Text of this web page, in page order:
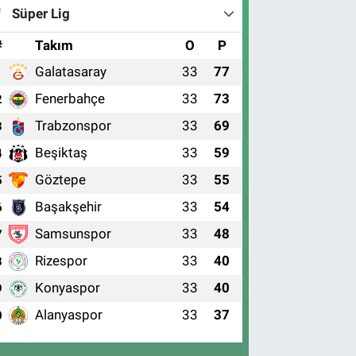
Süper Lig
Takım O P
Galatasaray 33 77
Fenerbahçe 33 73
Trabzonspor 33 69
Beşiktaş 33 59
Göztepe 33 55
Başakşehir 33 54
Samsunspor 33 48
Rizespor 33 40
Konyaspor 33 40
Alanyaspor 33 37